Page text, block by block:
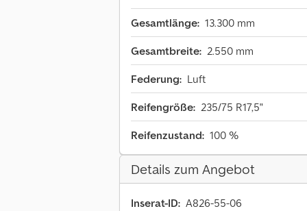
Gesamtlänge: 13.300 mm
Gesamtbreite: 2.550 mm
Federung: Luft
Reifengröße: 235/75 R17,5"
Reifenzustand: 100 %
Details zum Angebot
Inserat-ID: A826-55-06